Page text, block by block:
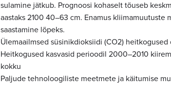
sulamine jätkub. Prognoosi kohaselt tõuseb
aastaks 2100 40–63 cm. Enamus kliimamuutuste
saastamine lõpeks.
Ülemaailmsed süsinikdioksiidi (CO2) heitkogused
Heitkogused kasvasid perioodil 2000–2010
kokku
Paljude tehnoloogiliste meetmete ja käitumise